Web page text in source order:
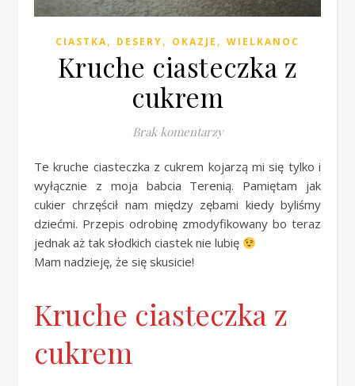
CIASTKA, DESERY, OKAZJE , WIELKANOC
Kruche ciasteczka z
cukrem
Brak komentarzy
Te kruche ciasteczka z cukrem kojarzą mi się tylko i
wyłącznie z moja babcia Terenią. Pamiętam jak
cukier chrzęścił nam między zębami kiedy byliśmy
dziećmi. Przepis odrobinę zmodyfikowany bo teraz
jednak aż tak słodkich ciastek nie lubię
Mam nadzieję, że się skusicie!
Kruche ciasteczka z
cukrem